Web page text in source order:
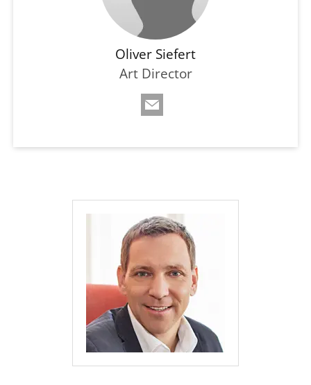
Oliver Siefert
Art Director